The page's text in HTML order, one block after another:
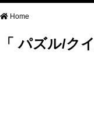
アクション
Home
「 パズル/ク